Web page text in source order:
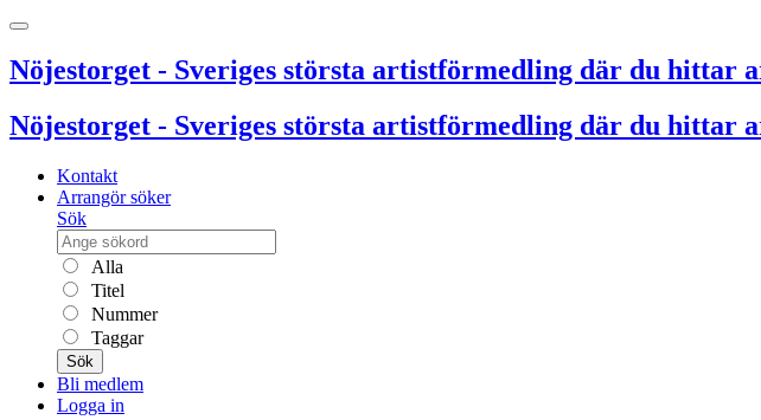
Nöjestorget - Sveriges största artistförmedling där du hittar
Nöjestorget - Sveriges största artistförmedling där du hittar
Kontakt
Arrangör söker
Sök
Alla
Titel
Nummer
Taggar
Sök
Bli medlem
Logga in